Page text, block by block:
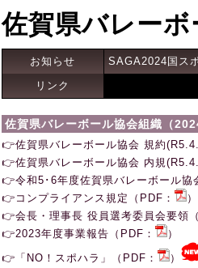
佐賀県バレーボ
お知らせ SAGA2024国ス
リンク
佐賀県バレーボール協会組織（
👉佐賀県バレーボール協会 規約
👉佐賀県バレーボール協会 内規
👉令和5･6年度佐賀県バレーボール協
👉コンプライアンス規定（PDF：
）
👉会長・理事長 役員選考委員会要領
👉2023年度事業報告（PDF：
）
👉「NO！スポハラ」（PDF：
）